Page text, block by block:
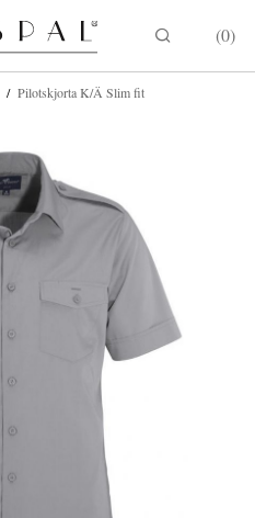
0
/ Pilotskjorta K/Ä Slim fit